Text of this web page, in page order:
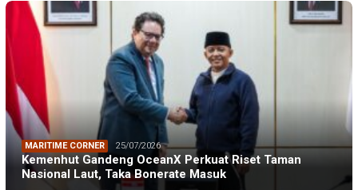
MARITIME CORNER 25/07/2026
Kemenhut Gandeng OceanX Perkuat Riset Taman
Nasional Laut, Taka Bonerate Masuk